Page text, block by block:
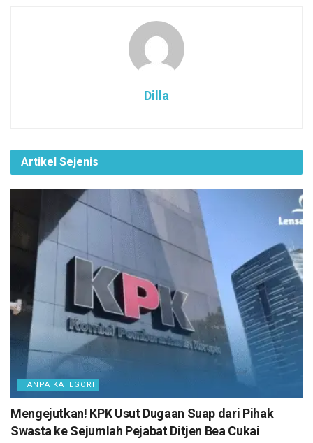
m
s
Dilla
Artikel Sejenis
TANPA KATEGORI
Mengejutkan! KPK Usut Dugaan Suap dari Pihak
Swasta ke Sejumlah Pejabat Ditjen Bea Cukai